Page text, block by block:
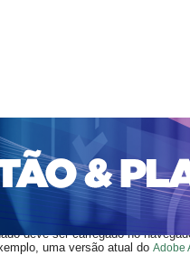
CADASTRO
UNIFACS
SUBMISSÕES
TUTORIAL PARA
> Sacramento
deve ser carregado no
uma versão atual do Adobe